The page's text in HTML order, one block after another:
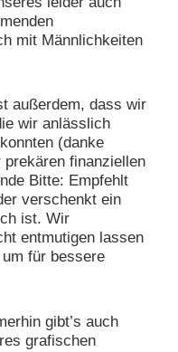
mit Männlichkeiten
außerdem, dass wir
wir anlässlich
(danke
finanziellen
Bitte: Empfehlt
verschenkt ein
ist. Wir
entmutigen lassen
für bessere
gibt’s auch
grafischen